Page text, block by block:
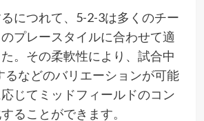
につれて、5-2-3は多くのチー
プレースタイルに合わせて適
。その柔軟性により、試合中
るなどのバリエーションが可能
じてミッドフィールドのコン
ることができます。